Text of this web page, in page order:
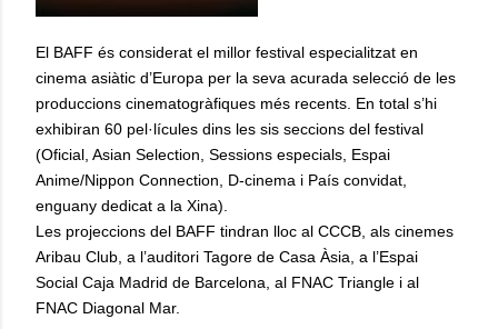
El BAFF és considerat el millor festival especialitzat en
cinema asiàtic d’Europa per la seva acurada selecció de les
produccions cinematogràfiques més recents. En total s’hi
exhibiran 60 pel·lícules dins les sis seccions del festival
(Oficial, Asian Selection, Sessions especials, Espai
Anime/Nippon Connection, D-cinema i País convidat,
enguany dedicat a la Xina).
Les projeccions del BAFF tindran lloc al CCCB, als cinemes
Aribau Club, a l’auditori Tagore de Casa Àsia, a l’Espai
Social Caja Madrid de Barcelona, al FNAC Triangle i al
FNAC Diagonal Mar.